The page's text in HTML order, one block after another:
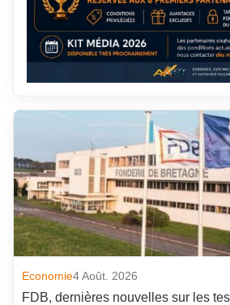
Economie4 Août. 2026
FDB, dernières nouvelles sur les